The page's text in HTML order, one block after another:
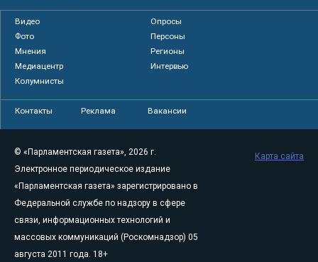
Видео
Опросы
Фото
Персоны
Мнения
Регионы
Медиацентр
Интервью
Колумнисты
Контакты Реклама Вакансии
© «Парламентская газета», 2026 г.
Электронное периодическое издание
«Парламентская газета» зарегистрировано в
Федеральной службе по надзору в сфере
связи, информационных технологий и
массовых коммуникаций (Роскомнадзор) 05
августа 2011 года. 18+
Карта сайта